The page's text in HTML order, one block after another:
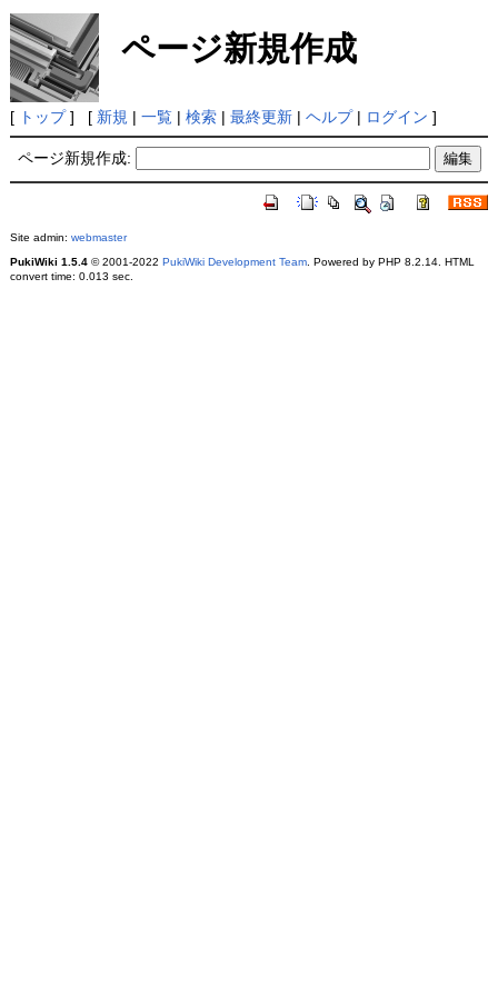
ページ新規作成
[ トップ] [ 新規 | 一覧| 検索| 最終更新| ヘルプ| ログイン ]
ページ新規作成:
Site admin: webmaster
PukiWiki 1.5.4© 2001-2022 PukiWiki Development Team. Powered by PHP 8.2.14. HTML
convert time: 0.013 sec.